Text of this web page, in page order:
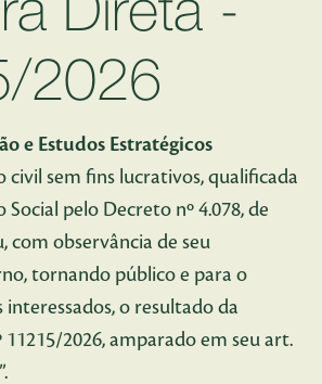
Direta -
2026
e Estudos Estratégicos
civil sem fins lucrativos, qualificada
pelo Decreto nº 4.078, de
com observância de seu
tornando público e para o
o resultado da
2026, amparado em seu art.